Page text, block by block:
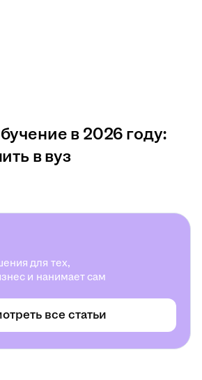
в 2026 году:
в вуз
для тех,
и нанимает сам
все статьи